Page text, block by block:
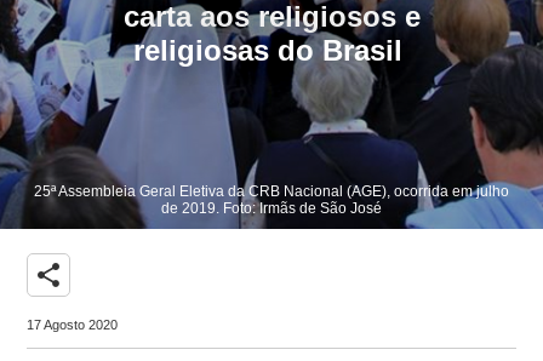
carta aos religiosos e
religiosas do Brasil
25ª Assembleia Geral Eletiva da CRB Nacional (AGE), ocorrida em julho
de 2019. Foto: Irmãs de São José
share
17 Agosto 2020